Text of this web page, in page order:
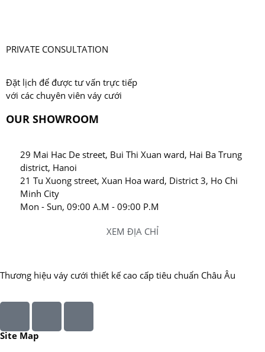
PRIVATE CONSULTATION
Đặt lịch để được tư vấn trực tiếp
với các chuyên viên váy cưới
OUR SHOWROOM
29 Mai Hac De street, Bui Thi Xuan ward, Hai Ba Trung
district, Hanoi
21 Tu Xuong street, Xuan Hoa ward, District 3, Ho Chi
Minh City
Mon - Sun, 09:00 A.M - 09:00 P.M
XEM ĐỊA CHỈ
Thương hiệu váy cưới thiết kế cao cấp tiêu chuẩn Châu Âu
Site Map